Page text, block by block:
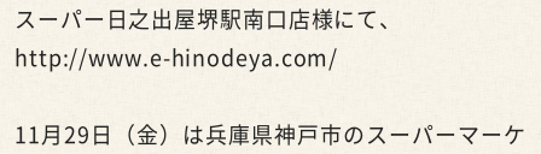
スーパー日之出屋堺駅南口店様にて、
http://www.e-hinodeya.com/
11月29日（金）は兵庫県神戸市のスーパーマーケ